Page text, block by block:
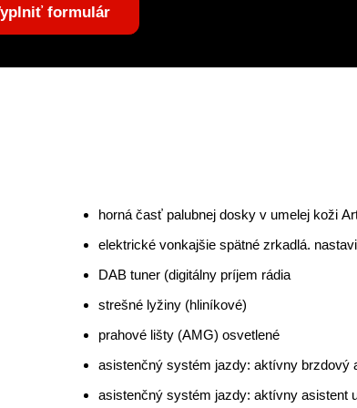
666 +36 70 753 3333
formulár
horná časť palubnej dosky v umelej koži
elektrické vonkajšie spätné zrkadlá.
DAB tuner (digitálny príjem rádia
strešné lyžiny (hliníkové)
prahové lišty (AMG) osvetlené